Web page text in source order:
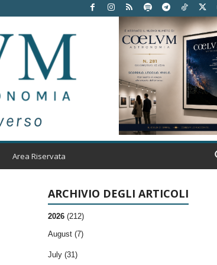
Area Riservata
ARCHIVIO DEGLI ARTICOLI
2026 (212)
August (7)
July (31)